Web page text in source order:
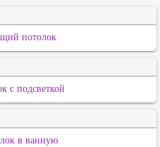
потолок
с подсветкой
в ванную